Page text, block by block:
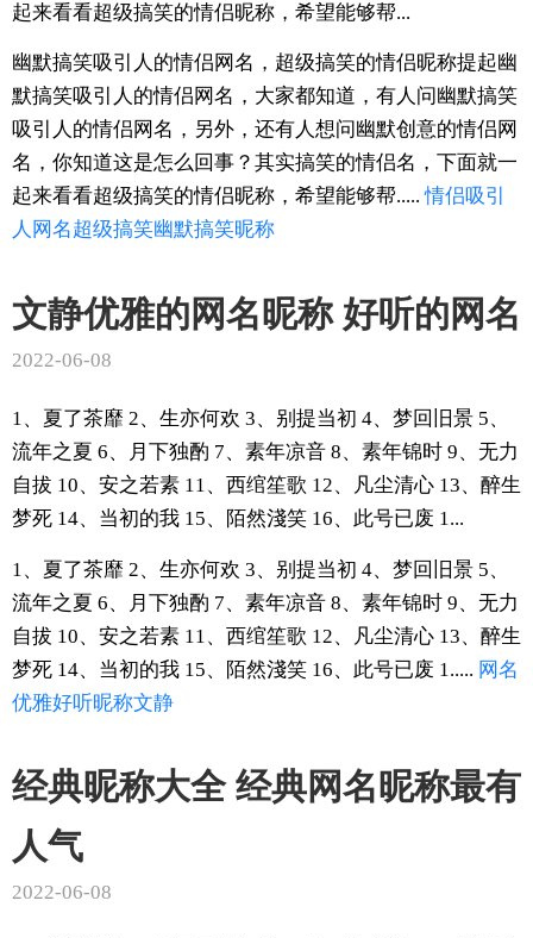
起来看看超级搞笑的情侣昵称，希望能够帮...
幽默搞笑吸引人的情侣网名，超级搞笑的情侣昵称提起幽
默搞笑吸引人的情侣网名，大家都知道，有人问幽默搞笑
吸引人的情侣网名，另外，还有人想问幽默创意的情侣网
名，你知道这是怎么回事？其实搞笑的情侣名，下面就一
起来看看超级搞笑的情侣昵称，希望能够帮..... 情侣吸引
人 网名超级搞笑幽默搞笑昵称
文静优雅的网名昵称 好听的网名
2022-06-08
1、夏了茶靡 2、生亦何欢 3、别提当初 4、梦回旧景 5、
流年之夏 6、月下独酌 7、素年凉音 8、素年锦时 9、无力
自拔 10、安之若素 11、西绾笙歌 12、凡尘清心 13、醉生
梦死 14、当初的我 15、陌然淺笑 16、此号已废 1...
1、夏了茶靡 2、生亦何欢 3、别提当初 4、梦回旧景 5、
流年之夏 6、月下独酌 7、素年凉音 8、素年锦时 9、无力
自拔 10、安之若素 11、西绾笙歌 12、凡尘清心 13、醉生
梦死 14、当初的我 15、陌然淺笑 16、此号已废 1..... 网名
优雅好听昵称文静
经典昵称大全 经典网名昵称最有
人气
2022-06-08